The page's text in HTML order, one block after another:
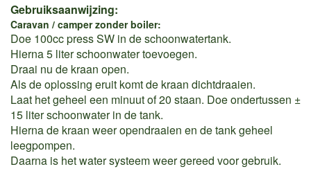
Gebruiksaanwijzing:
Caravan / camper zonder boiler:
Doe 100cc press SW in de schoonwatertank.
Hierna 5 liter schoonwater toevoegen.
Draai nu de kraan open.
Als de oplossing eruit komt de kraan dichtdraaien.
Laat het geheel een minuut of 20 staan. Doe ondertussen ±
15 liter schoonwater in de tank.
Hierna de kraan weer opendraaien en de tank geheel
leegpompen.
Daarna is het water systeem weer gereed voor gebruik.